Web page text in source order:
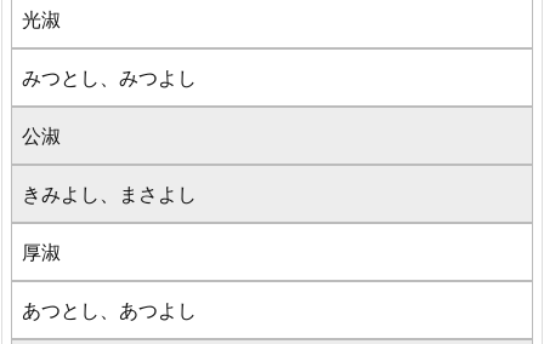
光淑
みつとし、みつよし
公淑
きみよし、まさよし
厚淑
あつとし、あつよし